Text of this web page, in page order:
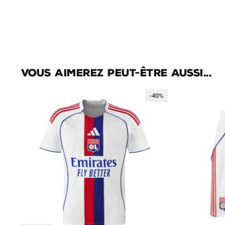
Vous aimerez peut-être aussi...
-40%